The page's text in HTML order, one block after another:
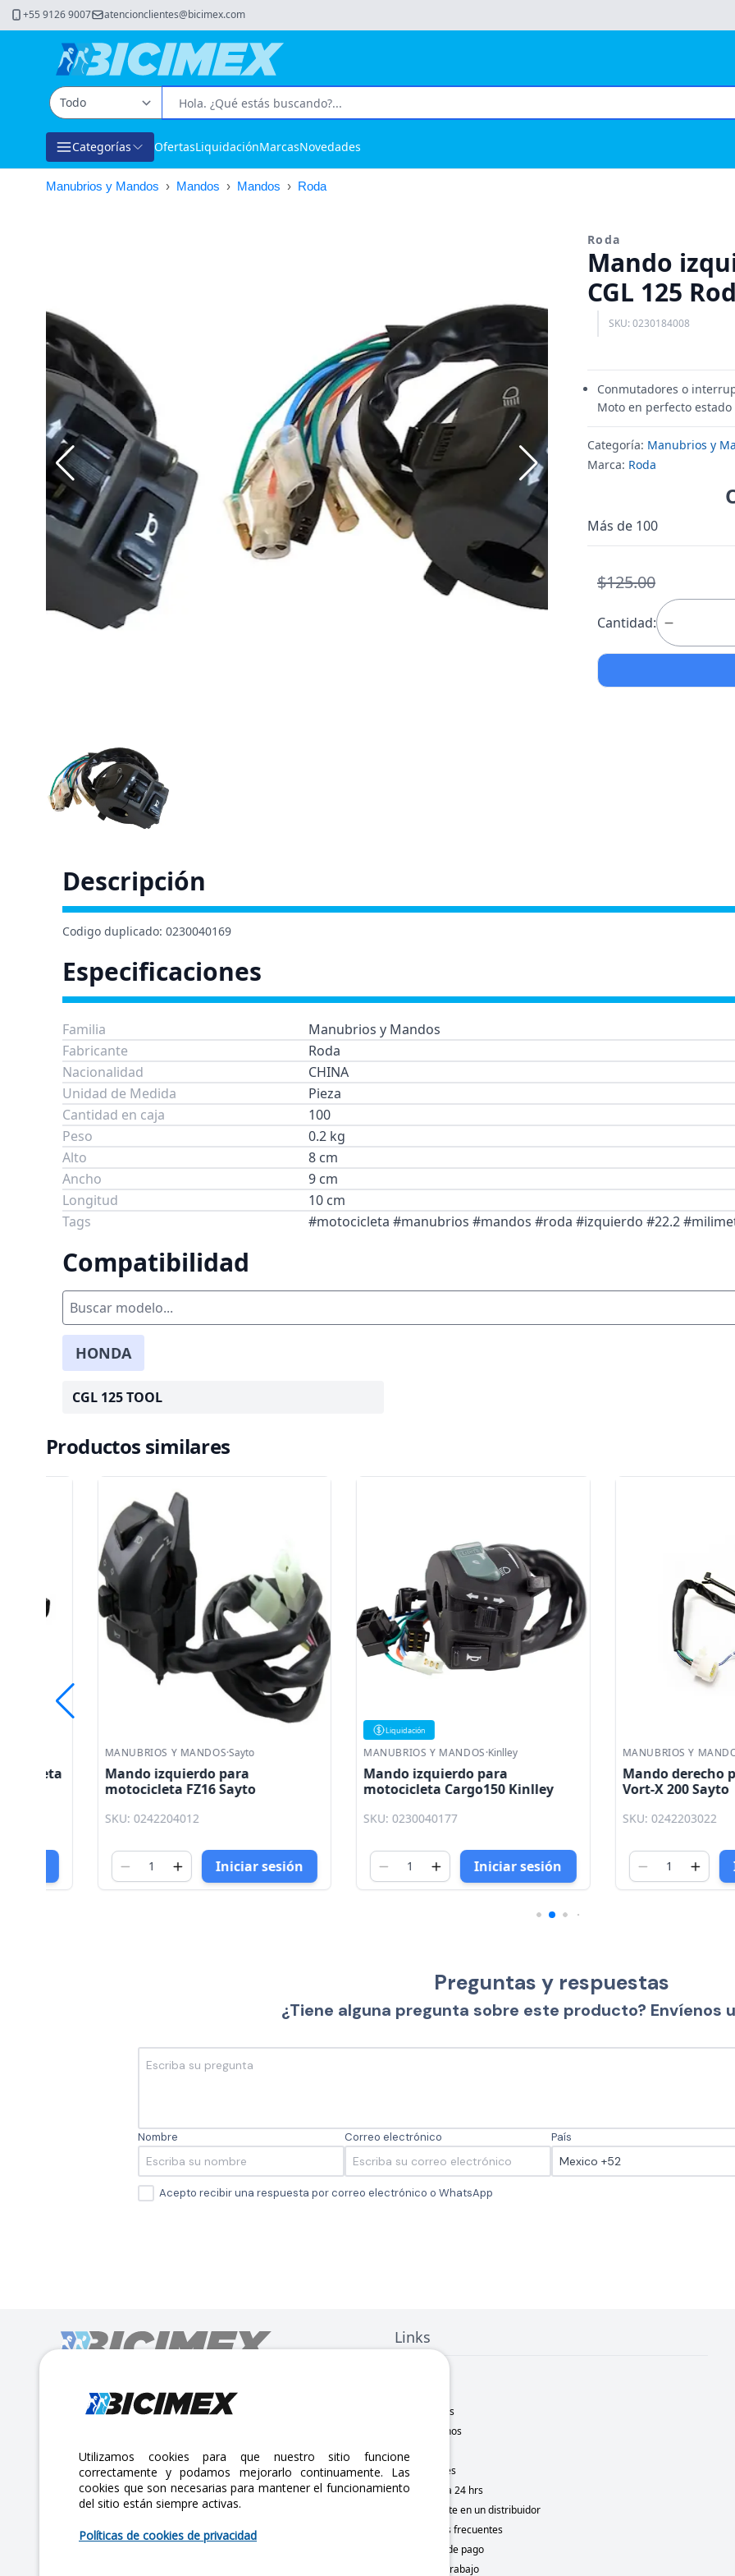
+55 9126 9007 atencionclientes@bicimex.com
Categorías OfertasLiquidaciónMarcasNovedades
Manubrios y Mandos › Mandos › Mandos › Roda
Roda
Mando
CGL 125
SKU: 0230184008
Conmutadores o
Moto en perfecto
Categoría: Manubrios y
Marca: Roda
Más de 100
$125.00
Cantidad:
Descripción
Codigo duplicado: 0230040169
Especificaciones
Familia
Manubrios y Mandos
Fabricante
Roda
Nacionalidad
CHINA
Unidad de Medida
Pieza
Cantidad en caja
100
Peso
0.2 kg
Alto
8 cm
Ancho
9 cm
Longitud
10 cm
Tags
#motocicleta #manubrios #mandos #roda #izquierdo #22.2
Compatibilidad
HONDA
CGL 125 TOOL
Productos similares
MANUBRIOS Y MANDOS· Sayto
Mando izquierdo para
motocicleta FZ16 Sayto
SKU: 0242204012
Iniciar sesión
Liquidación
MANUBRIOS Y MANDOS· Kinlley
Mando izquierdo para
motocicleta Cargo150 Kinlley
SKU: 0230040177
Iniciar sesión
MANUBRIOS Y MANDOS· Sayto
Mando derecho para
Vort-X 200 Sayto
SKU: 0242203022
Iniciar
Preguntas y respuestas
¿Tiene alguna pregunta sobre este producto? Envíenos
Nombre Correo electrónico País
Acepto recibir una respuesta por correo electrónico o WhatsApp
Calle Lago Müritz No. 30 Col. Mariano Escobedo,
atencionclientes@bicimex.com
+ 55 9126 9007
Links
Sucursales
Contáctanos
Novedades
Motometa 24 hrs
Conviértete en un distribuidor
Preguntas frecuentes
Métodos de pago
Bolsa de trabajo
Utilizamos cookies para que nuestro sitio funcione
correctamente y podamos mejorarlo continuamente. Las
cookies que son necesarias para mantener el funcionamiento
del sitio están siempre activas.
Políticas de cookies de privacidad